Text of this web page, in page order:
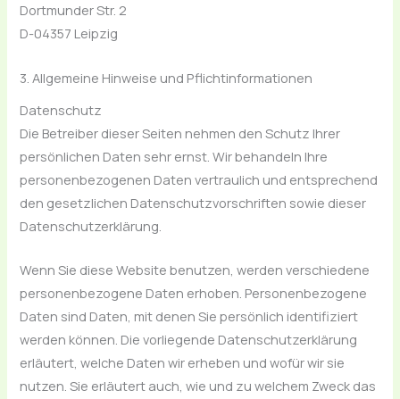
Dortmunder Str. 2
D-04357 Leipzig
3. Allgemeine Hinweise und Pflicht­informationen
Datenschutz
Die Betreiber dieser Seiten nehmen den Schutz Ihrer
persönlichen Daten sehr ernst. Wir behandeln Ihre
personenbezogenen Daten vertraulich und entsprechend
den gesetzlichen Datenschutzvorschriften sowie dieser
Datenschutzerklärung.
Wenn Sie diese Website benutzen, werden verschiedene
personenbezogene Daten erhoben. Personenbezogene
Daten sind Daten, mit denen Sie persönlich identifiziert
werden können. Die vorliegende Datenschutzerklärung
erläutert, welche Daten wir erheben und wofür wir sie
nutzen. Sie erläutert auch, wie und zu welchem Zweck das